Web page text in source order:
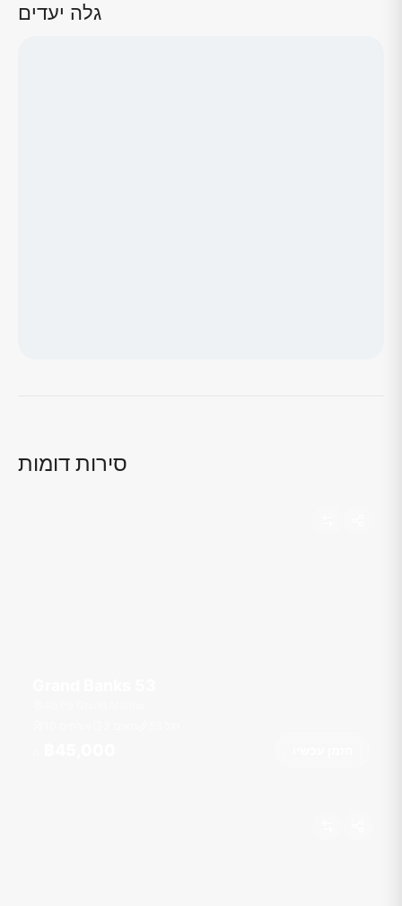
גלה יעדים
סירות דומות